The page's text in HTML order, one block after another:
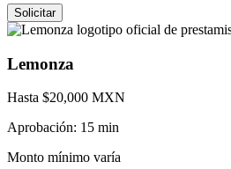
Solicitar
Lemonza
Hasta $20,000 MXN
Aprobación: 15 min
Monto mínimo varía